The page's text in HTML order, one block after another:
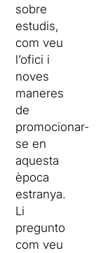
sobre
estudis,
com veu
l’ofici i
noves
maneres
de
promocionar-
se en
aquesta
època
estranya.
Li
pregunto
com veu